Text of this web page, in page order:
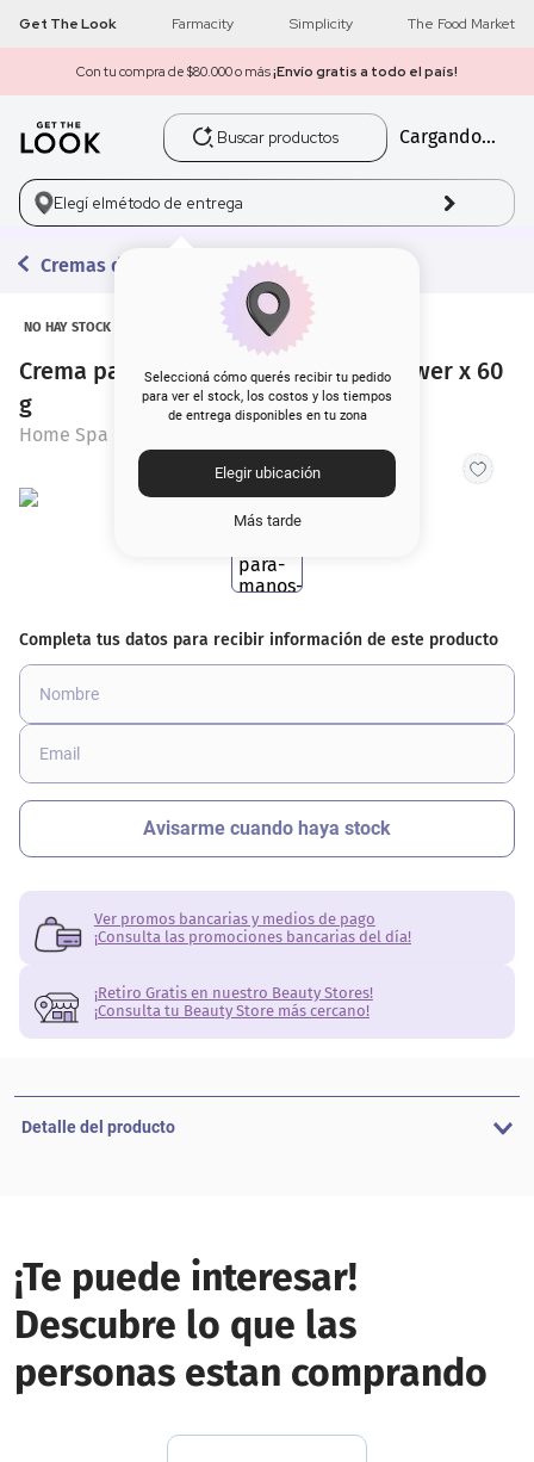
Get The Look Farmacity Simplicity The Food Market
Con tu compra de $80.000 o más¡Envío gratis a todo el país!
Buscar productos
Cargando...
Elegí elmétodo de entrega
Seleccioná cómo querés recibir tu pedido
para ver el stock, los costos y los tiempos
de entrega disponibles en tu zona
Elegir ubicación
Más tarde
Cremas de Manos
NO HAY STOCK
Crema para Manos Home Spa Sunflower x 60
g
Home Spa
Ver promos bancarias y medios de pago
¡Consulta las promociones bancarias del día!
¡Retiro Gratis en nuestro Beauty Stores!
¡Consulta tu Beauty Store más cercano!
Detalle del producto
¡Te puede interesar!
Descubre lo que las
personas estan comprando
1 get the look
2 máscara pestañas
3.
5. corrector
labial